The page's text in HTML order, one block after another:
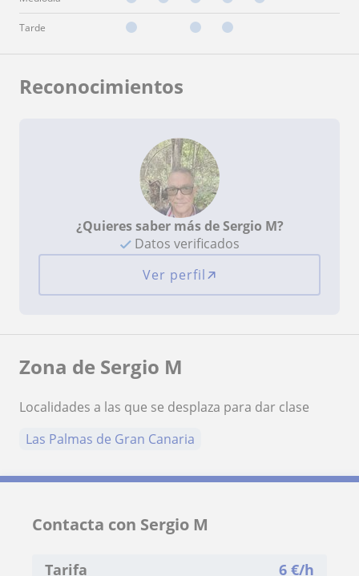
Tarde
Reconocimientos
¿Quieres saber más de Sergio M?
Datos verificados
Ver perfil
Zona de Sergio M
Localidades a las que se desplaza para dar clase
Las Palmas de Gran Canaria
Contacta con Sergio M
Tarifa 6 €/h